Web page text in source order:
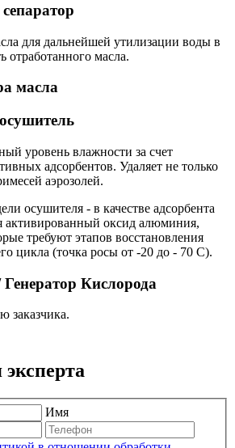
для дальнейшей утилизации воды в
отработанного масла.
масла
уровень влажности за счет
адсорбентов. Удаляет не только
аэрозолей.
осушителя - в качестве адсорбента
активированный оксид алюминия,
требуют этапов восстановления
цикла (точка росы от -20 до - 70 С).
Кислорода
заказчика.
Имя